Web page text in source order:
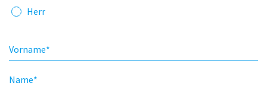
Herr
Vorname*
Name*